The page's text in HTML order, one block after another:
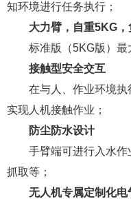
知环境进行任务执行；
大力臂，自重5KG
标准版（5KG版）最
接触型安全交互
在与人、作业环境执
实现人机接触作业；
防尘防水设计
手臂端可进行入水
抓取等；
无人机专属定制化电